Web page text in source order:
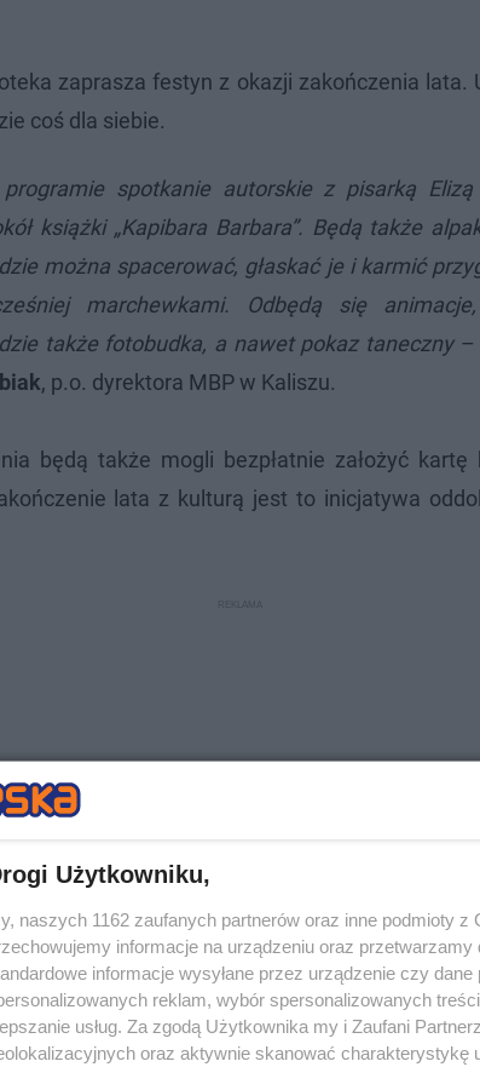
zaprasza festyn z okazji zakończenia
coś dla siebie.
programie spotkanie autorskie z pisarką Elizą
książki „Kapibara Barbara”. Będą także
można spacerować, głaskać je i karmić
marchewkami. Odbędą się
także fotobudka, a nawet pokaz taneczny–
, p.o. dyrektora MBP w Kaliszu.
będą także mogli bezpłatnie założyć
lata z kulturą jest to inicjatywa
Użytkowniku,
naszych 1162 zaufanych partnerów oraz inne podmioty
informacje na urządzeniu oraz
informacje wysyłane przez urządzenie czy
reklam, wybór spersonalizowanych
usług. Za zgodą Użytkownika my i Zaufani
oraz aktywnie skanować charakterystykę